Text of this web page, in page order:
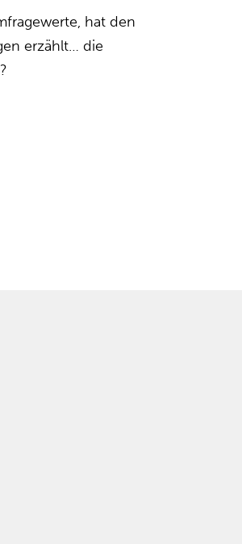
hat den
erzählt… die